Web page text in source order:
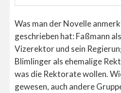
Was man der Novelle
geschrieben hat: Faßmann
Vizerektor und sein
Blimlinger als ehemalige
was die Rektorate wollen.
gewesen, auch andere